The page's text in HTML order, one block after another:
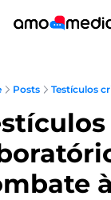
Posts Testículos